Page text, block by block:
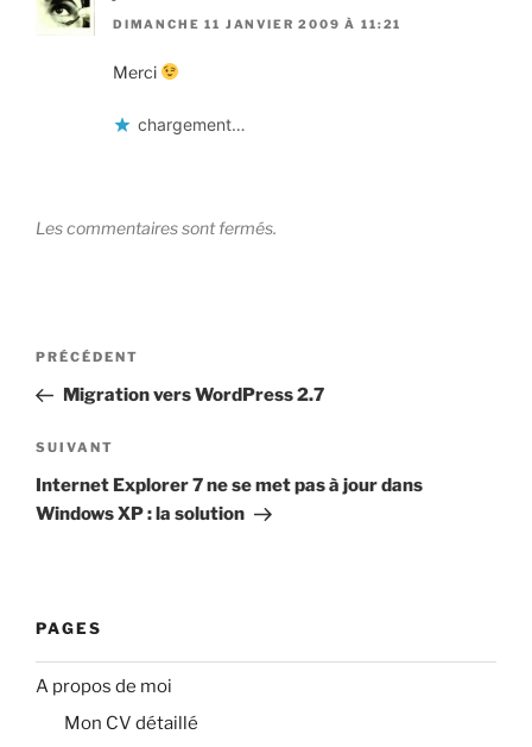
DIMANCHE 11 JANVIER 2009 À 11:21
Merci
chargement…
Les commentaires sont fermés.
Navigation
l’article
Article
précédent
PRÉCÉDENT
Migration vers WordPress 2.7
Article
suivant
SUIVANT
Internet Explorer 7 ne se met pas à jour dans
Windows XP : la solution
PAGES
A propos de moi
Mon CV détaillé